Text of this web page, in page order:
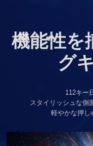
機能性を
グ
112キー
スタイリッシュな側
軽やかな押し